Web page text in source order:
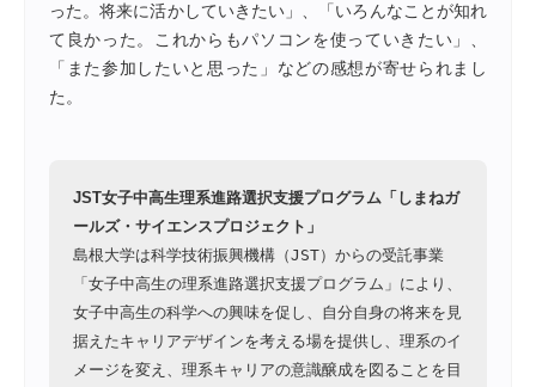
った。将来に活かしていきたい」、「いろんなことが知れ
て良かった。これからもパソコンを使っていきたい」、
「また参加したいと思った」などの感想が寄せられまし
た。
JST女子中高生理系進路選択支援プログラム「しまねガ
ールズ・サイエンスプロジェクト」
島根大学は科学技術振興機構（JST）からの受託事業
「女子中高生の理系進路選択支援プログラム」により、
女子中高生の科学への興味を促し、自分自身の将来を見
据えたキャリアデザインを考える場を提供し、理系のイ
メージを変え、理系キャリアの意識醸成を図ることを目